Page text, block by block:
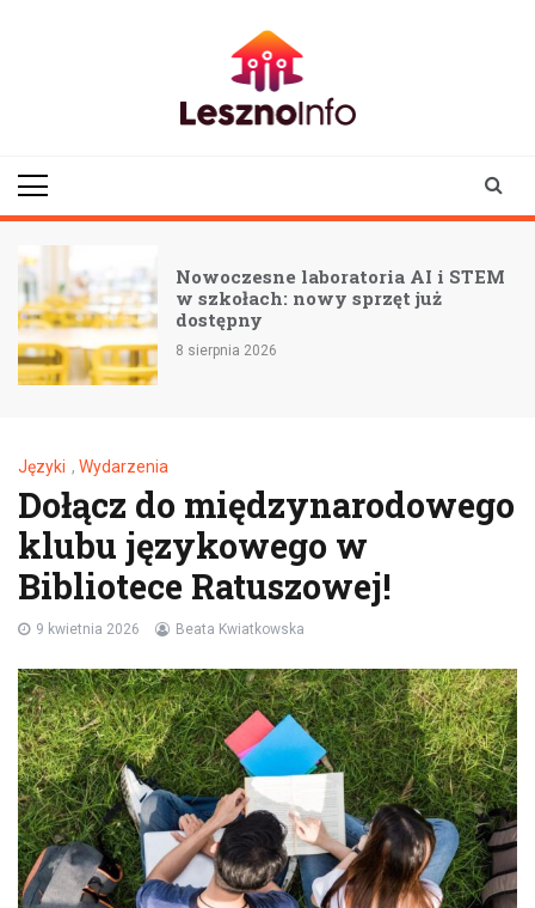
Nowoczesne laboratoria AI i STEM
w szkołach: nowy sprzęt już
dostępny
8 sierpnia 2026
Języki , Wydarzenia
Dołącz do międzynarodowego
klubu językowego w
Bibliotece Ratuszowej!
9 kwietnia 2026 Beata Kwiatkowska